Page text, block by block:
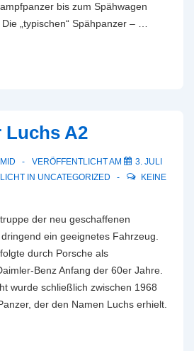
bis zum Spähwagen
„typischen“ Spähpanzer – …
Luchs A2
VERÖFFENTLICHT AM
3. JULI
IN UNCATEGORIZED
KEINE
der neu geschaffenen
ein geeignetes Fahrzeug.
durch Porsche als
Benz Anfang der 60er Jahre.
wurde schließlich zwischen 1968
der den Namen Luchs erhielt.